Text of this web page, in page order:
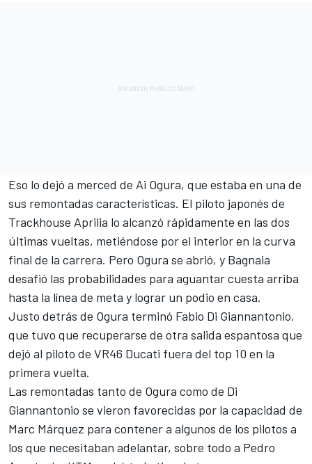
Eso lo dejó a merced de Ai Ogura, que estaba en una de
sus remontadas características. El piloto japonés de
Trackhouse Aprilia lo alcanzó rápidamente en las dos
últimas vueltas, metiéndose por el interior en la curva
final de la carrera. Pero Ogura se abrió, y Bagnaia
desafió las probabilidades para aguantar cuesta arriba
hasta la línea de meta y lograr un podio en casa.
Justo detrás de Ogura terminó Fabio Di Giannantonio,
que tuvo que recuperarse de otra salida espantosa que
dejó al piloto de VR46 Ducati fuera del top 10 en la
primera vuelta.
Las remontadas tanto de Ogura como de Di
Giannantonio se vieron favorecidas por la capacidad de
Marc Márquez para contener a algunos de los pilotos a
los que necesitaban adelantar, sobre todo a Pedro